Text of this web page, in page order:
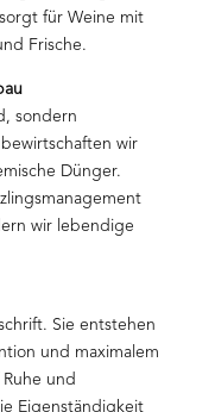
für Weine mit
Frische.
sondern
wir
Dünger.
wir lebendige
Sie entstehen
und maximalem
und
Eigenständigkeit